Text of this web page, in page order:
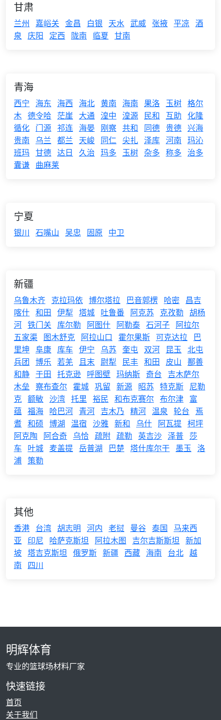
甘肃
兰州 嘉峪关 金昌 白银 天水 武威 张掖 平凉 酒
泉
庆阳 定西 陇南 临夏 甘南
青海
西宁 海东 海西 海北 黄南 海南 果洛 玉树 格尔
木 德令哈 茫崖 大通 湟中 湟源 民和 互助 化隆
循化 门源 祁连 海晏 刚察 共和 同德 贵德 兴海
贵南
乌兰 都兰 天峻 同仁 尖扎 泽库 河南 玛沁
班玛 甘德 达日 久治 玛多 玉树 杂多 称多
治多
囊谦 曲麻莱
宁夏
银川 石嘴山 吴忠 固原 中卫
新疆
乌鲁木齐 克拉玛依 博尔塔拉 巴音郭楞 哈密
昌吉
喀什 和田 伊犁 塔城 吐鲁番 阿克苏 克孜勒 胡杨
河 铁门关 库尔勒 阿图什 阿勒泰 石河子 阿拉尔
五家渠 图木舒克 阿拉山口 霍尔果斯 可克达拉
巴
里坤 阜康 库车 伊宁 乌苏 奎屯 双河 昆玉 北屯
兵团 博乐 若羌 且末 尉犁 民丰 和田 皮山 鄯善
和静 于田 托克逊 呼图壁 玛纳斯 奇台
吉木萨尔
木垒 察布查尔 霍城 巩留 新源 昭苏 特克斯 尼勒
克 额敏 沙湾 托里 裕民 和布克赛尔 布尔津 富
蕴 福海 哈巴河 青河 吉木乃 精河 温泉 轮台
焉
耆 和硕 博湖 温宿 沙雅 新和 乌什 阿瓦提 柯坪
阿克陶
阿合奇 乌恰 疏附 疏勒 英吉沙 泽普 莎
车
叶城 麦盖提 岳普湖 巴楚 塔什库尔干 墨玉 洛
浦 策勒
其他
香港 台湾 胡志明 河内 老挝 曼谷 泰国
马来西
亚
印尼 哈萨克斯坦 阿拉木图 吉尔吉斯斯坦 新加
坡 塔吉克斯坦 俄罗斯 新疆 西藏 海南 台北 越
南
四川
明辉体育
专业的篮球场材料厂家
快速链接
首页
关于我们